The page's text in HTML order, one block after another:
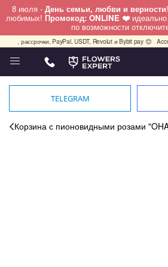
8 июля - День семьи, любви и верности
любимых! Промокод: ONLINE ❤️
по возможности
рассрочки, PayPal, USDT, Revolut и Bybit pay 😊
Телефон
+7 (495) 982-55-05
TELEGRAM
Корзина с пионовидными розами